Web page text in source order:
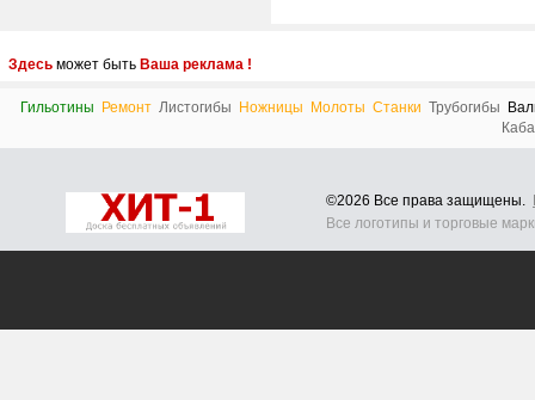
Здесь может быть Ваша реклама !
Гильотины Ремонт Листогибы Ножницы Молоты Станки Трубогибы
©2026 Все права защищены.
Все логотипы и торговые